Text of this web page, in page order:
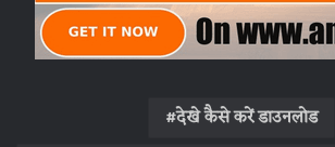
देखे कैसे करें डाउनलोड